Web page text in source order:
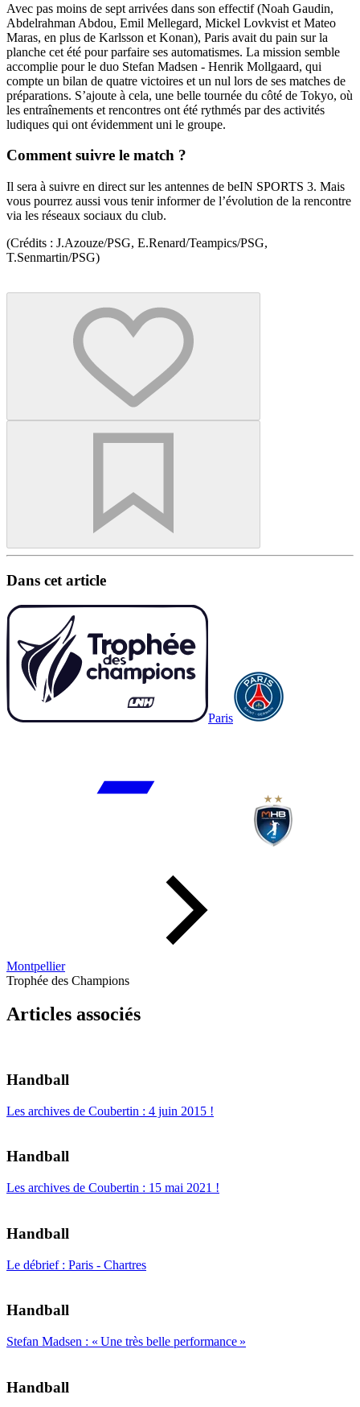
Avec pas moins de sept arrivées dans son effectif (Noah Gaudin,
Abdelrahman Abdou, Emil Mellegard, Mickel Lovkvist et Mateo
Maras, en plus de Karlsson et Konan), Paris avait du pain sur la
planche cet été pour parfaire ses automatismes. La mission semble
accomplie pour le duo Stefan Madsen - Henrik Mollgaard, qui
compte un bilan de quatre victoires et un nul lors de ses matches de
préparations. S’ajoute à cela, une belle tournée du côté de Tokyo, où
les entraînements et rencontres ont été rythmés par des activités
ludiques qui ont évidemment uni le groupe.
Comment suivre le match ?
Il sera à suivre en direct sur les antennes de beIN SPORTS 3. Mais
vous pourrez aussi vous tenir informer de l’évolution de la rencontre
via les réseaux sociaux du club.
(Crédits : J.Azouze/PSG, E.Renard/Teampics/PSG,
T.Senmartin/PSG)
Dans cet article
Paris
Montpellier
Trophée des Champions
Articles associés
Handball
Les archives de Coubertin : 4 juin 2015 !
Handball
Les archives de Coubertin : 15 mai 2021 !
Handball
Le débrief : Paris - Chartres
Handball
Stefan Madsen : « Une très belle performance »
Handball